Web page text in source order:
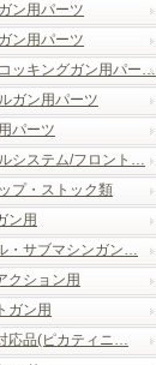
ン用パーツ
ン用パーツ
ッキングガン用パー…
ガン用パーツ
パーツ
システム/フロント…
プ・ストック類
ン用
・サブマシンガン…
クション用
ガン用
応品(ピカティニ…